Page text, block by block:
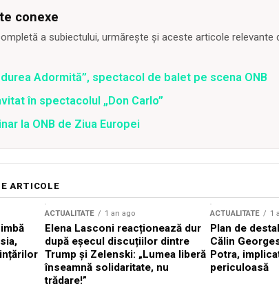
conexe
a subiectului, urmărește și aceste articole relevante
Adormită”, spectacol de balet pe scena ONB
în spectacolul „Don Carlo”
la ONB de Ziua Europei
ARTICOLE
ACTUALITATE 1 an ago
Elena Lasconi reacționează dur
după eșecul discuțiilor dintre
Trump și Zelenski: „Lumea liberă
înseamnă solidaritate, nu
trădare!”
ACTUALITATE 1
Plan de
Călin
Potra,
periculoasă